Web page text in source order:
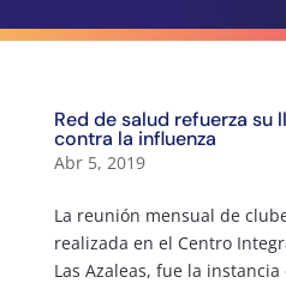
Red de salud refuerza su
contra la influenza
Abr 5, 2019
La reunión mensual de
realizada en el Centro
Las Azaleas, fue la